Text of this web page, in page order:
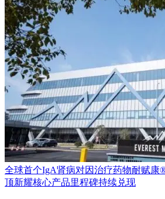
全球首个IgA肾病对因治疗药物耐赋康
顶新耀核心产品里程碑持续兑现